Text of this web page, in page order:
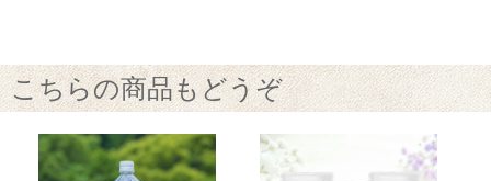
こちらの商品もどうぞ